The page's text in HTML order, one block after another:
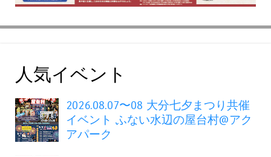
人気イベント
2026.08.07〜08 大分七夕まつり共催
イベント ふない水辺の屋台村@アク
アパーク